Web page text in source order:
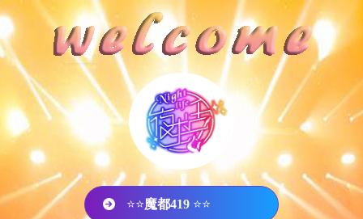
⭐⭐魔都419 ⭐⭐